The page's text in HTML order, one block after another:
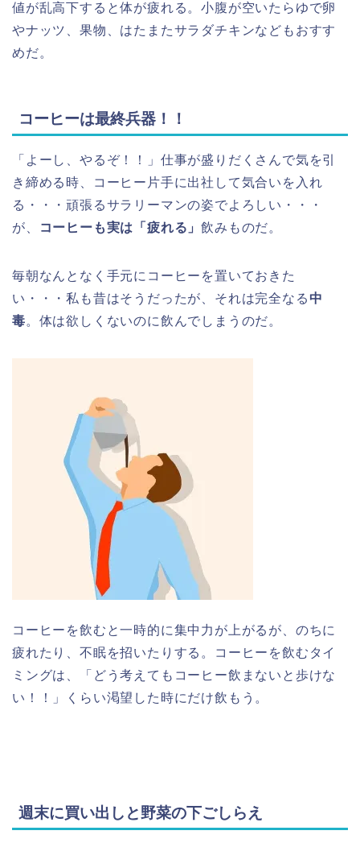
値が乱高下すると体が疲れる。小腹が空いたらゆで卵
やナッツ、果物、はたまたサラダチキンなどもおすす
めだ。
コーヒーは最終兵器！！
「よーし、やるぞ！！」仕事が盛りだくさんで気を引
き締める時、コーヒー片手に出社して気合いを入れ
る・・・頑張るサラリーマンの姿でよろしい・・・
が、
コーヒーも実は「疲れる」飲みものだ。
毎朝なんとなく手元にコーヒーを置いておきた
い・・・私も昔はそうだったが、それは完全なる 中
毒。体は欲しくないのに飲んでしまうのだ。
コーヒーを飲むと一時的に集中力が上がるが、のちに
疲れたり、不眠を招いたりする。コーヒーを飲むタイ
ミングは、「どう考えてもコーヒー飲まないと歩けな
い！！」くらい渇望した時にだけ飲もう。
週末に買い出しと野菜の下ごしらえ